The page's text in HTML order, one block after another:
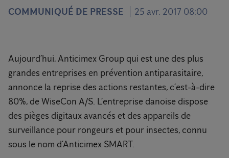
COMMUNIQUÉ DE PRESSE 25 avr. 2017 08:00
Aujourd’hui, Anticimex Group qui est une des plus
grandes entreprises en prévention antiparasitaire,
annonce la reprise des actions restantes, c’est-à-dire
80%, de WiseCon A/S. L’entreprise danoise dispose
des pièges digitaux avancés et des appareils de
surveillance pour rongeurs et pour insectes, connu
sous le nom d’Anticimex SMART.